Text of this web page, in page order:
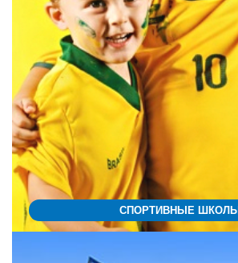
СПОРТИВНЫЕ ШКОЛЫ